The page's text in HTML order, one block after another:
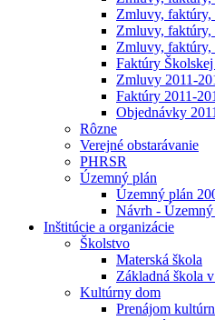
Zmluvy,
Zmluvy,
Zmluvy,
Faktúry
Zmluvy 2011-
Faktúry 2011-
Objednávky
Rôzne
Verejné obstarávanie
PHRSR
Územný plán
Územný plán
Návrh -
Inštitúcie a organizácie
Školstvo
Materská škola
Základná škola
Kultúrny dom
Prenájom